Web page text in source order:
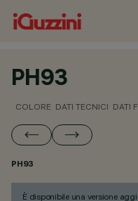
PH93
COLORE DATI TECNICI DATI
PH93
È disponibile una versione